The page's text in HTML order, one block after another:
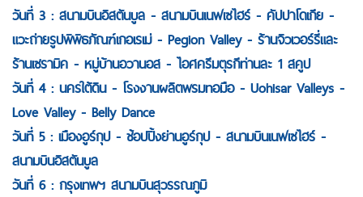
วันที่ 3 : สนามบินอิสตันบูล - สนามบินเนฟเซไฮร์ - คัปปาโดเกีย -
แวะถ่ายรูปพิพิธภัณฑ์เกอเรเม่ - Pegion Valley - ร้านจิวเวอร์รี่และ
ร้านเซรามิค - หมู่บ้านอวานอส - ไอศครีมตุรกีท่านละ 1 สคูป
วันที่ 4 : นครใต้ดิน - โรงงานผลิตพรมทอมือ - Uohisar Valleys -
Love Valley - Belly Dance
วันที่ 5 : เมืองอูร์กุป - ช้อปปิ้งย่านอูร์กุป - สนามบินเนฟเซไฮร์ -
สนามบินอิสตันบูล
วันที่ 6 : กรุงเทพฯ สนามบินสุวรรณภูมิ